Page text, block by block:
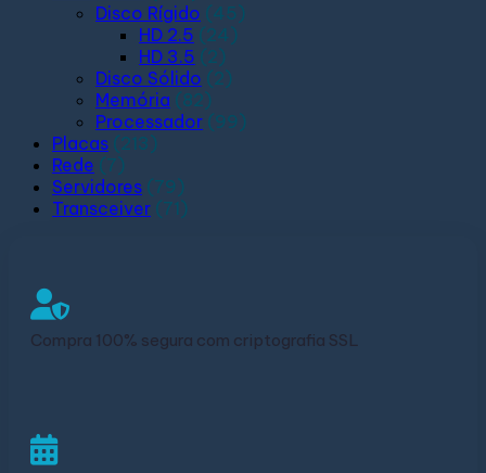
Disco Rígido (45)
HD 2.5 (24)
HD 3.5 (2)
Disco Sólido (2)
Memória (82)
Processador (99)
Placas (213)
Rede (7)
Servidores (79)
Transceiver (71)
Compra 100% segura com criptografia SSL